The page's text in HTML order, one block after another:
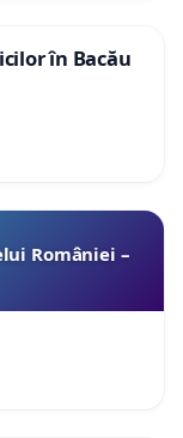
în Bacău
României –